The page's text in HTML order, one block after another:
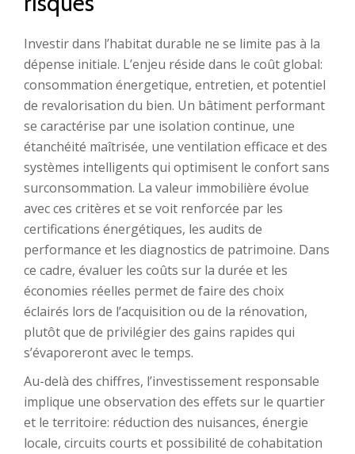
Investir dans l’habitat durable ne se limite pas à la
dépense initiale. L’enjeu réside dans le coût global:
consommation énergetique, entretien, et potentiel
de revalorisation du bien. Un bâtiment performant
se caractérise par une isolation continue, une
étanchéité maîtrisée, une ventilation efficace et des
systèmes intelligents qui optimisent le confort sans
surconsommation. La valeur immobilière évolue
avec ces critères et se voit renforcée par les
certifications énergétiques, les audits de
performance et les diagnostics de patrimoine. Dans
ce cadre, évaluer les coûts sur la durée et les
économies réelles permet de faire des choix
éclairés lors de l’acquisition ou de la rénovation,
plutôt que de privilégier des gains rapides qui
s’évaporeront avec le temps.
Au-delà des chiffres, l’investissement responsable
implique une observation des effets sur le quartier
et le territoire: réduction des nuisances, énergie
locale, circuits courts et possibilité de cohabitation